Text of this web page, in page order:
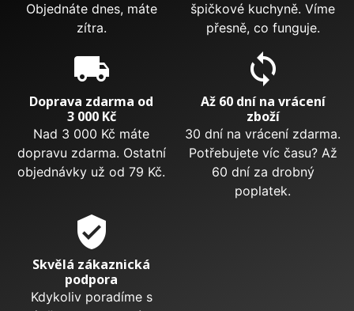
Objednáte dnes, máte
zítra.
špičkové kuchyně. Víme
přesně, co funguje.
local_shipping
Doprava zdarma od
3 000 Kč
Nad 3 000 Kč máte
dopravu zdarma. Ostatní
objednávky už od 79 Kč.
sync
Až 60 dní na vrácení
zboží
30 dní na vrácení zdarma.
Potřebujete víc času? Až
60 dní za drobný
poplatek.
verified_user
Skvělá zákaznická
podpora
Kdykoliv poradíme s